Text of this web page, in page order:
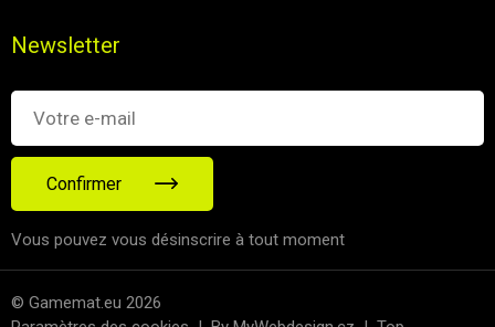
Newsletter
Confirmer
Vous pouvez vous désinscrire à tout moment
© Gamemat.eu 2026